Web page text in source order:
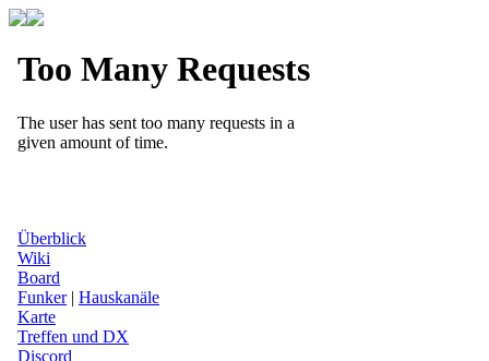
Überblick
Wiki
Board
Funker| Hauskanäle
Karte
Treffen und DX
Discord